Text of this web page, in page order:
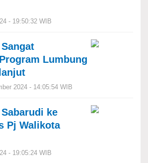
- 19:50:32 WIB
Lumbung
2024 - 14:05:54 WIB
ke
Pj Walikota
- 19:05:24 WIB